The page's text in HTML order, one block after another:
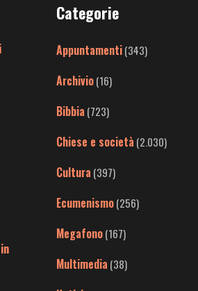
Categorie
Appuntamenti(343)
Archivio(16)
Bibbia (723)
Chiese e società (2.030)
Cultura (397)
Ecumenismo(256)
Megafono(167)
Multimedia (38)